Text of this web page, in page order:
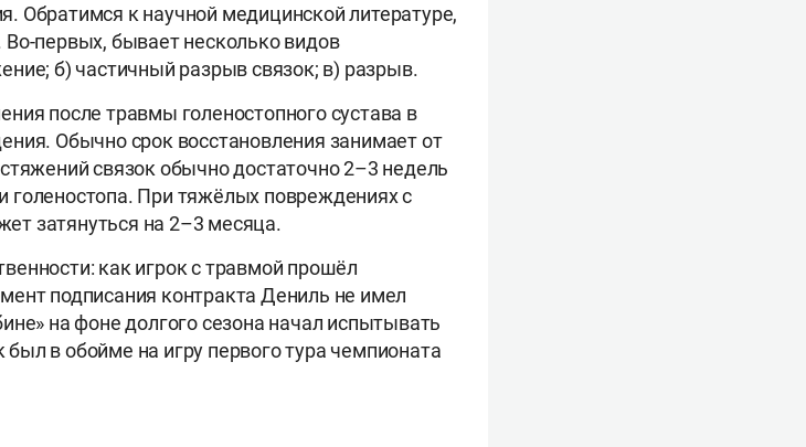
Обратимся к научной медицинской литературе,
первых, бывает несколько видов
б) частичный разрыв связок; в) разрыв.
после травмы голеностопного сустава в
Обычно срок восстановления занимает от
связок обычно достаточно 2–3 недель
голеностопа. При тяжёлых повреждениях с
затянуться на 2–3 месяца.
как игрок с травмой прошёл
подписания контракта Дениль не имел
на фоне долгого сезона начал испытывать
в обойме на игру первого тура чемпионата